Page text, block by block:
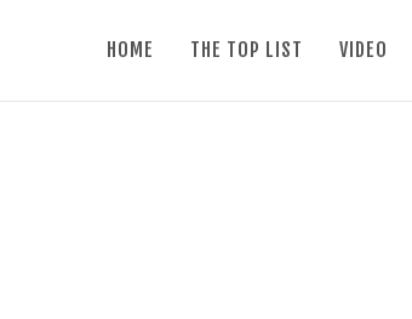
HOME THE TOP LIST VIDEO